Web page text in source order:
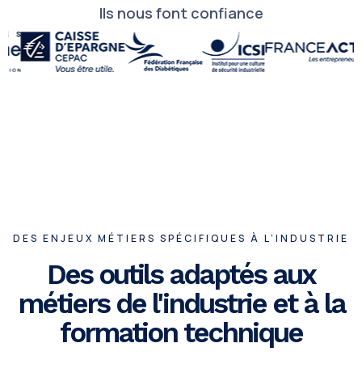
Ils nous font confiance
DES ENJEUX MÉTIERS SPÉCIFIQUES À L’INDUSTRIE
Des outils adaptés aux
métiers de l'industrie et à la
formation technique